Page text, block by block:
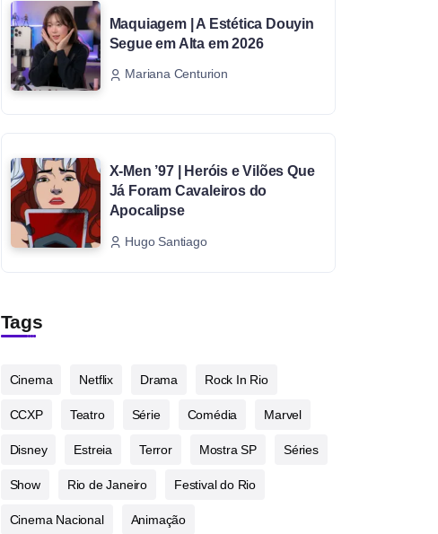
Maquiagem | A Estética Douyin
Segue em Alta em 2026
Mariana Centurion
X-Men ’97 | Heróis e Vilões Que
Já Foram Cavaleiros do
Apocalipse
Hugo Santiago
Tags
Cinema Netflix Drama Rock In Rio
CCXP Teatro Série Comédia Marvel
Disney Estreia Terror Mostra SP Séries
Show Rio de Janeiro Festival do Rio
Cinema Nacional Animação